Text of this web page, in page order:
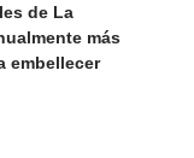
de La
más
embellecer